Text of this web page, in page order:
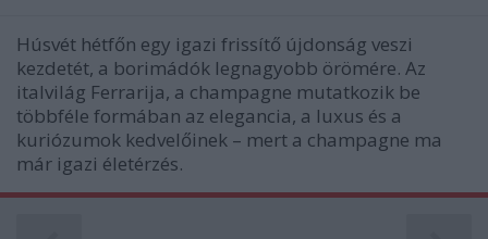
Húsvét hétfőn egy igazi frissítő újdonság veszi
kezdetét, a borimádók legnagyobb örömére. Az
italvilág Ferrarija, a champagne mutatkozik be
többféle formában az elegancia, a luxus és a
kuriózumok kedvelőinek – mert a champagne ma
már igazi életérzés.